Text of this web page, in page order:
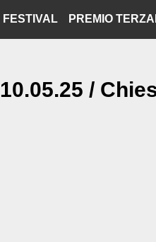
FESTIVAL PREMIO
10.05.25 /